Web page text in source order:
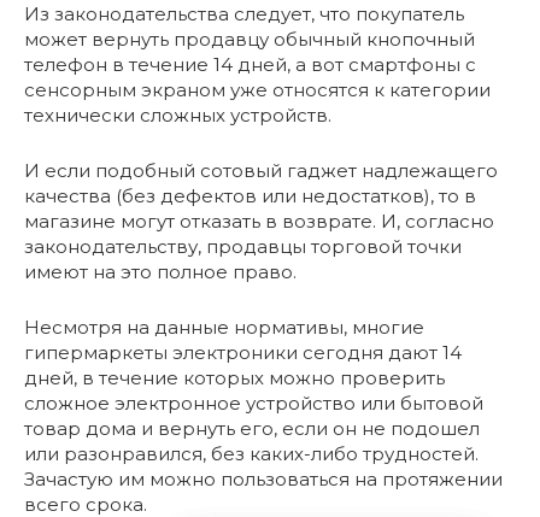
Из законодательства следует, что покупатель
может вернуть продавцу обычный кнопочный
телефон в течение 14 дней, а вот смартфоны c
сенсорным экраном уже относятся к категории
технически сложных устройств.
И если подобный сотовый гаджет надлежащего
качества (без дефектов или недостатков), то в
магазине могут отказать в возврате. И, согласно
законодательству, продавцы торговой точки
имеют на это полное право.
Несмотря на данные нормативы, многие
гипермаркеты электроники сегодня дают 14
дней, в течение которых можно проверить
сложное электронное устройство или бытовой
товар дома и вернуть его, если он не подошел
или разонравился, без каких-либо трудностей.
Зачастую им можно пользоваться на протяжении
всего срока.